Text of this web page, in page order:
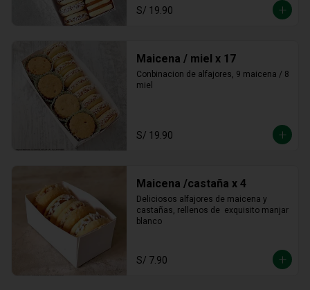
S/ 19.90
Maicena / miel x 17
Conbinacion de alfajores, 9 maicena / 8
miel
S/ 19.90
Maicena /castaña x 4
Deliciosos alfajores de maicena y
castañas, rellenos de  exquisito manjar
blanco
S/ 7.90